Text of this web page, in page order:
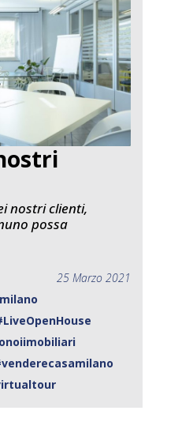
nostri clienti,
possa
25 Marzo 2021